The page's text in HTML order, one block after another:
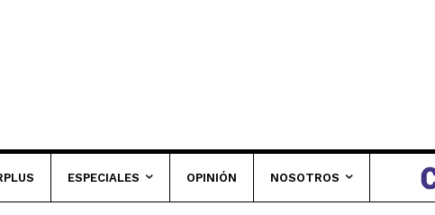
ESPECIALES OPINIÓN NOSOTROS